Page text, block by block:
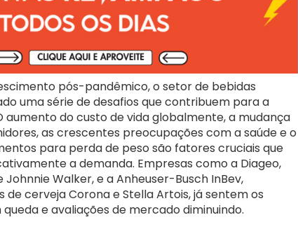
pós-pandêmico, o setor de bebidas
uma série de desafios que contribuem para a
aumento do custo de vida globalmente, a mudança
as crescentes preocupações com a saúde e o
para perda de peso são fatores cruciais que
a demanda. Empresas como a Diageo,
Walker, e a Anheuser-Busch InBev,
cerveja Corona e Stella Artois, já sentem os
e avaliações de mercado diminuindo.